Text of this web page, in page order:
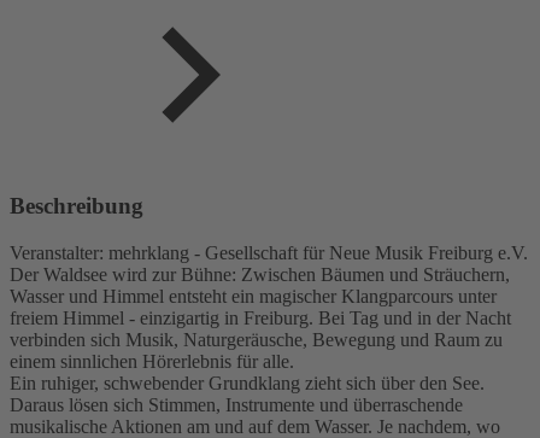
Beschreibung
Veranstalter: mehrklang - Gesellschaft für Neue Musik Freiburg e.V.
Der Waldsee wird zur Bühne: Zwischen Bäumen und Sträuchern,
Wasser und Himmel entsteht ein magischer Klangparcours unter
freiem Himmel - einzigartig in Freiburg. Bei Tag und in der Nacht
verbinden sich Musik, Naturgeräusche, Bewegung und Raum zu
einem sinnlichen Hörerlebnis für alle.
Ein ruhiger, schwebender Grundklang zieht sich über den See.
Daraus lösen sich Stimmen, Instrumente und überraschende
musikalische Aktionen am und auf dem Wasser. Je nachdem, wo